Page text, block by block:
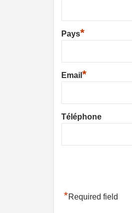
Pays*
Email *
Téléphone
*Required field